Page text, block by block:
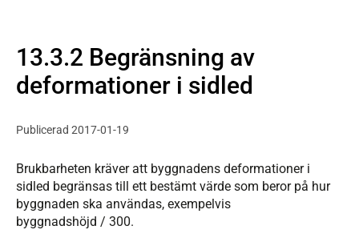
13.3.2 Begränsning av
deformationer i sidled
Publicerad 2017-01-19
Brukbarheten kräver att byggnadens deformationer i
sidled begränsas till ett bestämt värde som beror på hur
byggnaden ska användas, exempelvis
byggnadshöjd / 300.